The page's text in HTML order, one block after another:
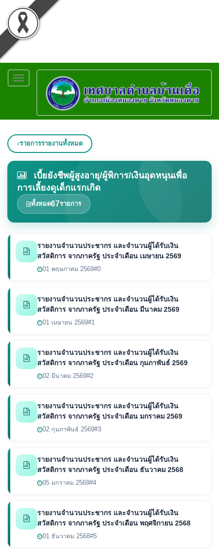
Toggle
navigation
รายการรายงานทั้งหมด
เบี้ยยังชีพผู้สูงอายุ/ผู้พิการ/เงินอุดหนุนเพื่อ
การเลี้ยงดูเด็กแรกเกิด
ทั้งหมด67รายการ
รายงานจำนวนประชากร และจำนวนผู้ได้รับเงิน
สวัสดิการ จากภาครัฐ ประจำเดือน เมษายน 2569
01 พฤษภาคม 2569#0
รายงานจำนวนประชากร และจำนวนผู้ได้รับเงิน
สวัสดิการ จากภาครัฐ ประจำเดือน มีนาคม 2569
01 เมษายน 2569#1
รายงานจำนวนประชากร และจำนวนผู้ได้รับเงิน
สวัสดิการ จากภาครัฐ ประจำเดือน กุมภาพันธ์ 2569
02 มีนาคม 2569#2
รายงานจำนวนประชากร และจำนวนผู้ได้รับเงิน
สวัสดิการ จากภาครัฐ ประจำเดือน มกราคม 2569
02 กุมภาพันธ์ 2569#3
รายงานจำนวนประชากร และจำนวนผู้ได้รับเงิน
สวัสดิการ จากภาครัฐ ประจำเดือน ธันวาคม 2568
05 มกราคม 2569#4
รายงานจำนวนประชากร และจำนวนผู้ได้รับเงิน
สวัสดิการ จากภาครัฐ ประจำเดือน พฤศจิกายน 2568
01 ธันวาคม 2568#5